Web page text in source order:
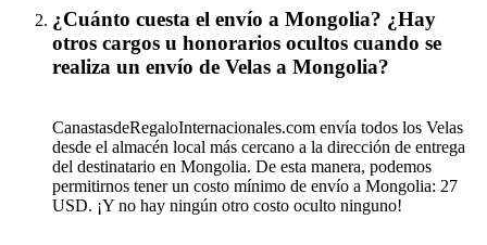
¿Cuánto cuesta el envío a Mongolia? ¿Hay
otros cargos u honorarios ocultos cuando se
realiza un envío de Velas a Mongolia?
CanastasdeRegaloInternacionales.com envía todos los Velas
desde el almacén local más cercano a la dirección de entrega
del destinatario en Mongolia. De esta manera, podemos
permitirnos tener un costo mínimo de envío a Mongolia: 27
USD. ¡Y no hay ningún otro costo oculto ninguno!